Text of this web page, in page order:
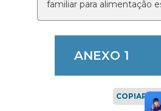
familiar para alimentação
ANEXO 1
COPIAR